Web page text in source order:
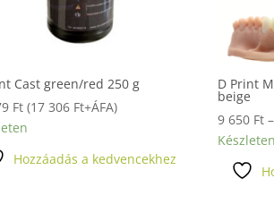
Cast green/red 250 g
Ft (17 306 Ft+ÁFA)
Hozzáadás a kedvencekhez
D Print
beige
9 650 Ft –
Készleten